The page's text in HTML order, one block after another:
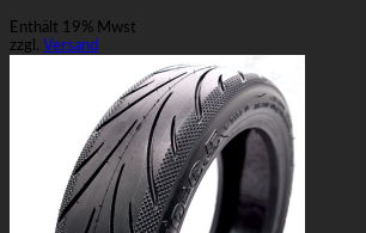
Enthält 19% Mwst
zzgl. Versand